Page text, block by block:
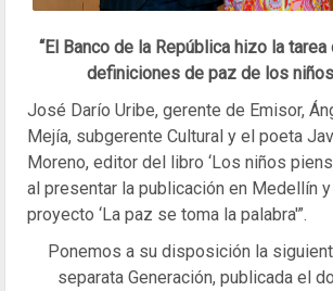
“El Banco de la República hizo la
definiciones de paz de los
José Darío Uribe, gerente de Emisor,
Mejía, subgerente Cultural y el poeta
Moreno, editor del libro ‘Los niños
al presentar la publicación en Medellín
proyecto ‘La paz se toma la palabra'”.
Ponemos a su disposición la
separata Generación, publicada el